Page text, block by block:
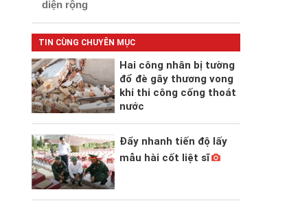
diện rộng
TIN CÙNG CHUYÊN MỤC
Hai công nhân bị tường
đổ đè gây thương vong
khi thi công cống thoát
nước
Đẩy nhanh tiến độ lấy
mẫu hài cốt liệt sĩ